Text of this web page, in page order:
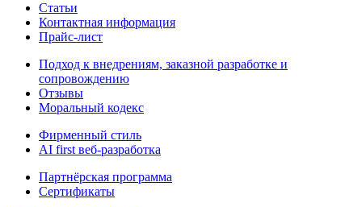
Статьи
Контактная информация
Прайс-лист
Подход к внедрениям, заказной разработке и
сопровождению
Отзывы
Моральный кодекс
Фирменный стиль
AI first веб-разработка
Партнёрская программа
Сертификаты